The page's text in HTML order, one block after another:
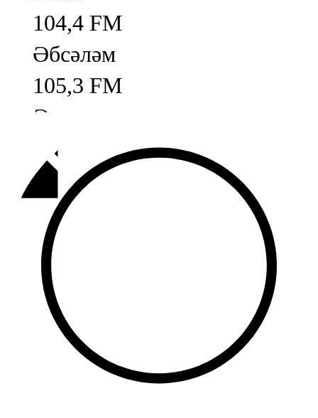
104,4 FM
Әбсәләм
105,3 FM
Әлмәт
92,9 FM
Базарлы матак
107,1 FM
Балык бистәсе
104,9 FM
Баулы
107,5 FM
Биләр